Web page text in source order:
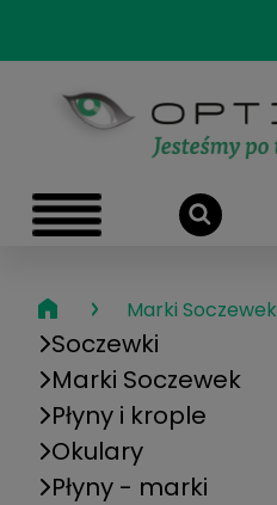
› Marki Soczewek
Soczewki
Marki Soczewek
Płyny i krople
Okulary
Płyny - marki